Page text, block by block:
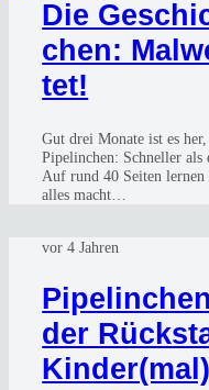
Die
chen:
tet!
Gut drei Mona­te ist es
Pipe­lin­chen: Schnel­ler als
Auf rund 40 Sei­ten
alles macht…
vor 4 Jahren
der